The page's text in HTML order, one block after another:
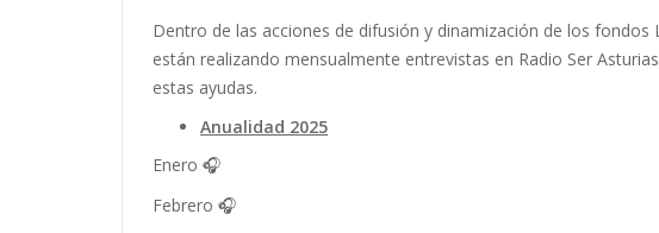
Dentro de las acciones de difusión y dinamización de los fondos
están realizando mensualmente entrevistas en Radio Ser
estas ayudas.
Anualidad 2025
Enero 🎧
Febrero 🎧